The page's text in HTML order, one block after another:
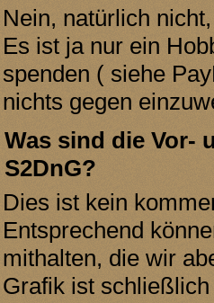
Nein, natürlich
Es ist ja nur ein
spenden ( siehe
nichts gegen
Was sind die Vor-
S2DnG?
Dies ist kein
Entsprechend
mithalten, die wir
Grafik ist